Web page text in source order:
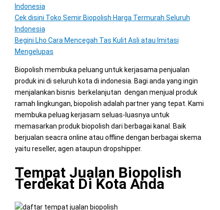
Indonesia
Cek disini Toko Semir Biopolish Harga Termurah Seluruh
Indonesia
Begini Lho Cara Mencegah Tas Kulit Asli atau Imitasi
Mengelupas
Biopolish membuka peluang untuk kerjasama penjualan
produk ini di seluruh kota di indonesia. Bagi anda yang ingin
menjalankan bisnis berkelanjutan dengan menjual produk
ramah lingkungan, biopolish adalah partner yang tepat. Kami
membuka peluag kerjasam seluas-luasnya untuk
memasarkan produk biopolish dari berbagai kanal. Baik
berjualan seacra online atau offline dengan berbagai skema
yaitu reseller, agen ataupun dropshipper.
Tempat Jualan Biopolish
Terdekat Di Kota Anda